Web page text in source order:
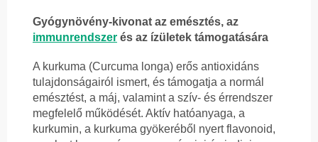
Gyógynövény-kivonat az emésztés, az
immunrendszer és az ízületek támogatására
A kurkuma (Curcuma longa) erős antioxidáns
tulajdonságairól ismert, és támogatja a normál
emésztést, a máj, valamint a szív- és érrendszer
megfelelő működését. Aktív hatóanyaga, a
kurkumin, a kurkuma gyökeréből nyert flavonoid,